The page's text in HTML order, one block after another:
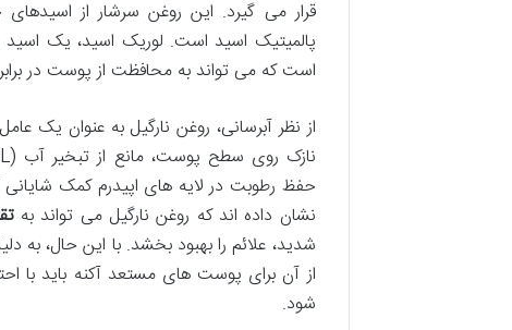
پالمیتیک اسید است. لوریک اسید، یک
است که می تواند به محافظت از پوست در
حفظ رطوبت در لایه های اپیدرم کمک
نشان داده اند که روغن نارگیل می تواند به
شدید، علائم را بهبود بخشد. با این حال، به
از آن برای پوست های مستعد آکنه باید با
شود.